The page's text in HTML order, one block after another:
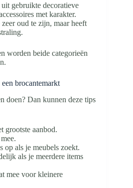
uit gebruikte decoratieve
met karakter.
oud te zijn, maar heeft
worden beide categorieën
brocantemarkt
doen? Dan kunnen deze tips
grootste aanbod.
op als je meubels zoekt.
als je meerdere items
mee voor kleinere